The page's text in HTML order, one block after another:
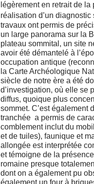
légèrement en retrait de
réalisation d’un
travaux ont permis de
un large panorama sur la
plateau sommital, un site
avoir été démantelé à
occupation antique
la Carte Archéologique
siècle de notre ère a été
d’investigation, où elle se
diffus, quoique plus
sommet. C’est également
tranchée a permis de
comblement inclut du
et de tuiles), faunique et
allongée est interprétée
et témoigne de la
romaine presque
dont on a également pu
également un four à